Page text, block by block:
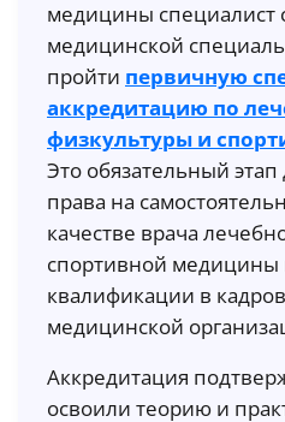
медицины специалист
медицинской
пройти первичную
аккредитацию по
физкультуры и
Это обязательный
права на
качестве врача
спортивной медицины
квалификации в
медицинской
Аккредитация
освоили теорию и